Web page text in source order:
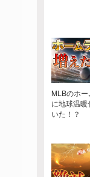
MLBのホ
に地球温暖
いた！？